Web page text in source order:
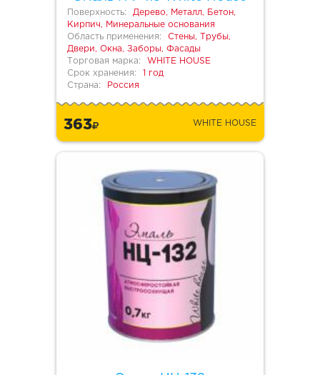
Поверхность:
Дерево, Металл, Бетон,
Кирпич, Минеральные основания
Область применения:
Стены, Трубы,
Двери, Окна, Заборы, Фасады
Торговая марка:
WHITE HOUSE
Срок хранения:
1 год
Страна:
Россия
363 WHITE HOUSE